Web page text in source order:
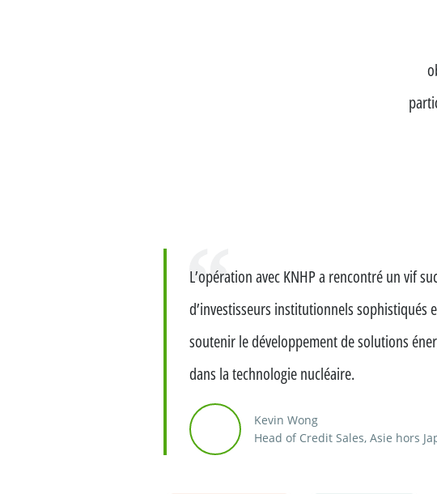
L’opération avec KNHP a rencontré un vif
d’investisseurs institutionnels sophistiqués
soutenir le développement de solutions
dans la technologie nucléaire.
Kevin Wong
Head of Credit Sales, Asie hors